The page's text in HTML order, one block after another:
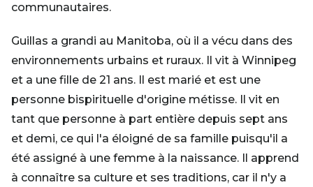
communautaires.
Guillas a grandi au Manitoba, où il a vécu dans des
environnements urbains et ruraux. Il vit à Winnipeg
et a une fille de 21 ans. Il est marié et est une
personne bispirituelle d'origine métisse. Il vit en
tant que personne à part entière depuis sept ans
et demi, ce qui l'a éloigné de sa famille puisqu'il a
été assigné à une femme à la naissance. Il apprend
à connaître sa culture et ses traditions, car il n'y a